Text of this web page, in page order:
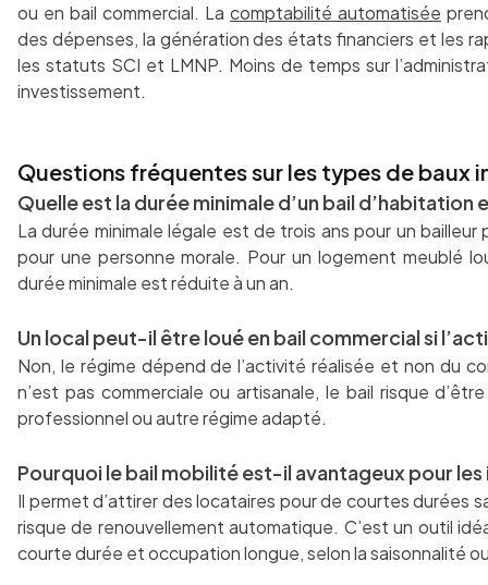
ou en bail commercial. La comptabilité automatisée
des dépenses, la génération des états financiers et les
les statuts SCI et LMNP. Moins de temps sur
investissement.
Questions fréquentes sur les types de baux
Quelle est la durée minimale d’un bail d’habitation
La durée minimale légale est de trois ans pour un bailleur
pour une personne morale. Pour un logement meublé
durée minimale est réduite à un an.
Un local peut-il être loué en bail commercial si
Non, le régime dépend de l’activité réalisée et non du
n’est pas commerciale ou artisanale, le bail risque
professionnel ou autre régime adapté.
Pourquoi le bail mobilité est-il avantageux pour les
Il permet d’attirer des locataires pour de courtes durées
risque de renouvellement automatique. C’est un outil
courte durée et occupation longue, selon la saisonnalité